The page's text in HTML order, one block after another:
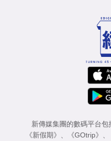
新傳媒集團的數碼平台
《新假期》
《GOtrip》